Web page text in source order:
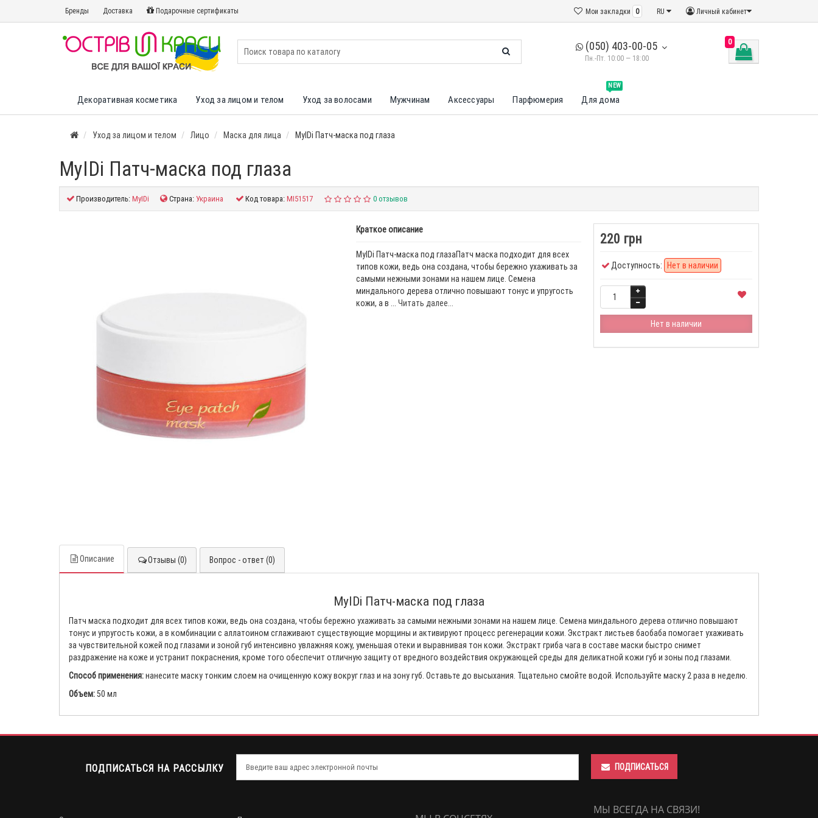
Бренды Доставка Подарочные сертификаты Личный кабинет
RU
Мои закладки 0
(050) 403-00-05
Пн.-Пт. 10:00 — 18:00
0
Декоративная косметика Уход за лицом и телом Уход за волосами Мужчинам Аксессуары Парфюмерия
NEW
Для дома
Уход за лицом и телом Лицо Маска для лица MyIDi Патч-маска под глаза
MyIDi Патч-маска под глаза
Производитель:MyIDi Страна:Украина Код товара:MI51517 0 отзывов
Краткое описание
MyIDi Патч-маска под глазаПатч маска подходит для всех
типов кожи, ведь она создана, чтобы бережно ухаживать за
самыми нежными зонами на нашем лице. Семена
миндального дерева отлично повышают тонус и упругость
кожи, а в ... Читать далее...
220 грн
Доступность: Нет в наличии
Нет в наличии
Описание Отзывы (0) Вопрос - ответ (0)
MyIDi Патч-маска под глаза
Патч маска подходит для всех типов кожи, ведь она создана, чтобы бережно ухаживать за самыми нежными зонами на нашем лице. Семена миндального дерева отлично повышают
тонус и упругость кожи, а в комбинации с аллатоином сглаживают существующие морщины и активируют процесс регенерации кожи. Экстракт листьев баобаба помогает ухаживать
за чувствительной кожей под глазами и зоной губ интенсивно увлажняя кожу, уменьшая отеки и выравнивая тон кожи. Экстракт гриба чага в составе маски быстро снимет
раздражение на коже и устранит покраснения, кроме того обеспечит отличную защиту от вредного воздействия окружающей среды для деликатной кожи губ и зоны под глазами.
Способ применения:нанесите маску тонким слоем на очищенную кожу вокруг глаз и на зону губ. Оставьте до высыхания. Тщательно смойте водой. Используйте маску 2 раза в неделю.
Объем:50 мл
ПОДПИСАТЬСЯ НА РАССЫЛКУ ПОДПИСАТЬСЯ
МЫ ВСЕГДА НА СВЯЗИ!